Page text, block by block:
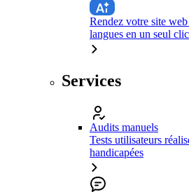
Rendez votre site
langues en un seul clic
Services
Audits manuels
Tests utilisateurs
handicapées